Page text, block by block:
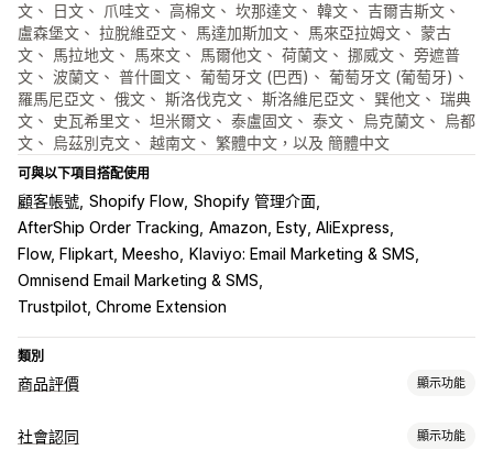
文、 日文、 爪哇文、 高棉文、 坎那達文、 韓文、 吉爾吉斯文、
盧森堡文、 拉脫維亞文、 馬達加斯加文、 馬來亞拉姆文、 蒙古
文、 馬拉地文、 馬來文、 馬爾他文、 荷蘭文、 挪威文、 旁遮普
文、 波蘭文、 普什圖文、 葡萄牙文 (巴西)、 葡萄牙文 (葡萄牙)、
羅馬尼亞文、 俄文、 斯洛伐克文、 斯洛維尼亞文、 巽他文、 瑞典
文、 史瓦希里文、 坦米爾文、 泰盧固文、 泰文、 烏克蘭文、 烏都
文、 烏茲別克文、 越南文、 繁體中文，以及 簡體中文
可與以下項目搭配使用
顧客帳號 Shopify Flow Shopify 管理介面
AfterShip Order Tracking Amazon, Esty, AliExpress
Flow, Flipkart, Meesho
Klaviyo: Email Marketing & SMS
Omnisend Email Marketing & SMS
Trustpilot, Chrome Extension
類別
商品評價 顯示功能
顯示選項
社會認同 顯示功能